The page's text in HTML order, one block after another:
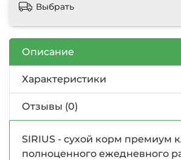
Выбрать
Описание
Характеристики
Отзывы (0)
SIRIUS - сухой корм премиум
полноценного ежедневного